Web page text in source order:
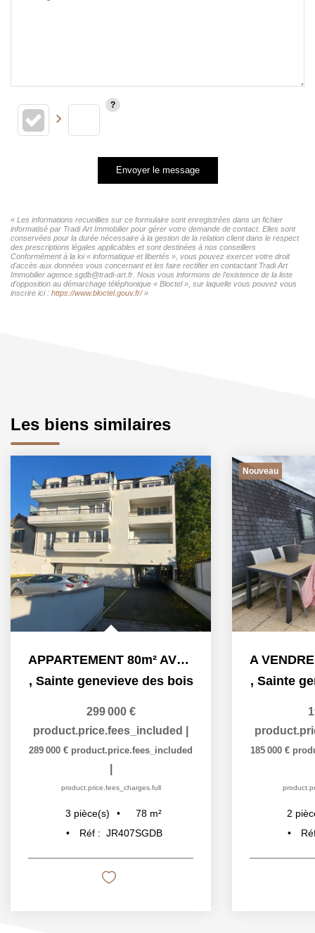
Envoyer le message
« Les informations recueillies sur ce formulaire sont enregistrées dans un fichier
informatisé par Tradi Art Immobilier pour gérer votre demande de contact. Elles sont
conservées pour la durée nécessaire à la gestion de la relation client dans le respect
des prescriptions légales applicables et sont destinées à nos conseillers
Conformément à la loi « informatique et libertés », vous pouvez exercer votre droit
d'accès aux données vous concernant et les faire rectifier en contactant Tradi Art
Immobilier agence.sgdb@tradi-art.fr. Nous vous informons de l'existence de la liste
d'opposition au démarchage téléphonique « Bloctel », sur laquelle vous pouvez vous
inscrire ici : https://www.bloctel.gouv.fr/»
Les biens similaires
APPARTEMENT 80m² AVEC BALCON A VENDRE - SAINTE GENEVIÈVE...
, Sainte genevieve des bois
299 000 €
product.price.fees_included
289 000 € product.price.fees_included
product.price.fees_charges.full
3 pièce(s) 78 m²
Réf : JR407SGDB
Nouveau
, Sainte
185 000 €
2